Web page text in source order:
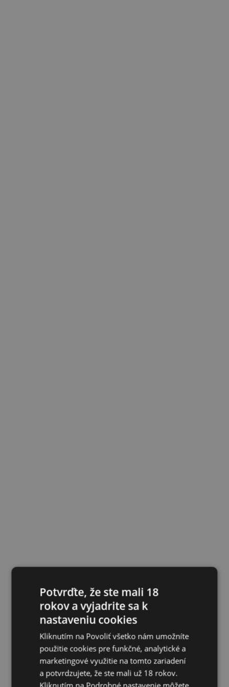
Potvrďte, že ste mali 18
rokov a vyjadrite sa k
nastaveniu cookies
Kliknutím na Povoliť všetko nám umožníte
použitie cookies pre funkčné, analytické a
marketingové využitie na tomto zariadení
a potvrdzujete, že ste mali už 18 rokov.